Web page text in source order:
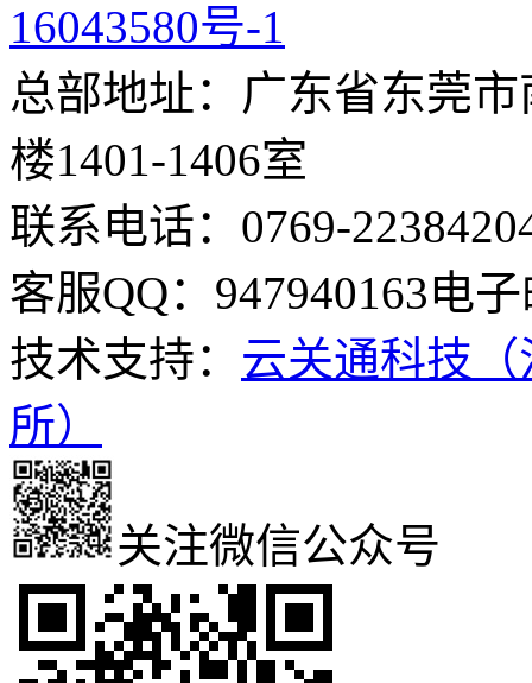
16043580号-1
总部地址：广东省东莞
楼1401-1406室
联系电话：0769-
客服QQ：947940163电子
技术支持： 云关通科技
所）
关注微信公众号